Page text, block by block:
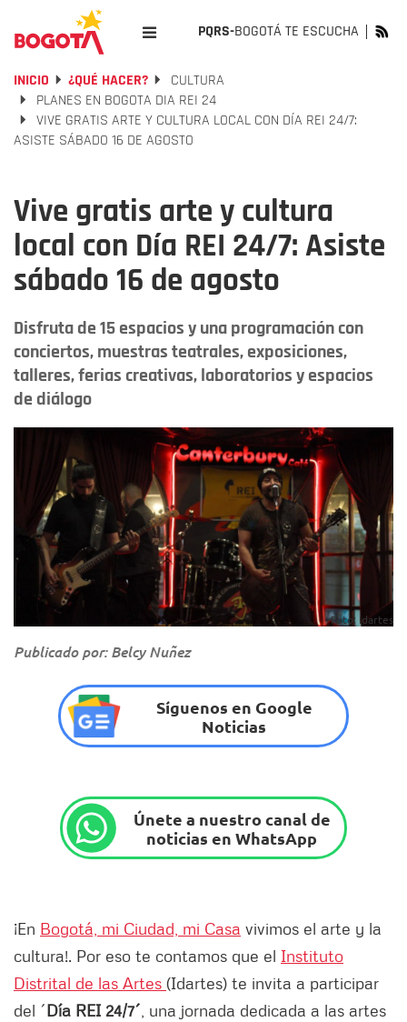
PQRS-BOGOTÁ TE ESCUCHA
INICIO ¿QUÉ HACER?
CULTURA
PLANES EN BOGOTA DIA REI 24
VIVE GRATIS ARTE Y CULTURA LOCAL CON DÍA REI 24/7:
ASISTE SÁBADO 16 DE AGOSTO
Vive gratis arte y cultura
local con Día REI 24/7: Asiste
sábado 16 de agosto
Disfruta de 15 espacios y una programación con
conciertos, muestras teatrales, exposiciones,
talleres, ferias creativas, laboratorios y espacios
de diálogo
Foto: Idartes
Publicado por: Belcy Nuñez
Síguenos en Google
Noticias
Únete a nuestro canal de
noticias en WhatsApp
¡En Bogotá, mi Ciudad, mi Casa vivimos el arte y la
cultura!. Por eso te contamos que el Instituto
Distrital de las Artes (Idartes) te invita a participar
del ´Día REI 24/7´ , una jornada dedicada a las artes